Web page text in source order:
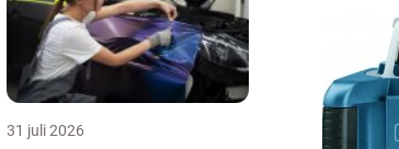
31 juli 2026